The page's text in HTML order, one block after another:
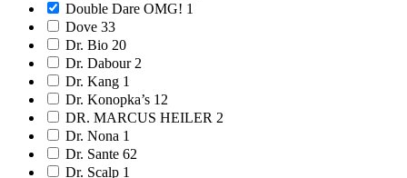
Double Dare OMG! 1
Dove 33
Dr. Bio 20
Dr. Dabour 2
Dr. Kang 1
Dr. Konopka’s 12
DR. MARCUS HEILER 2
Dr. Nona 1
Dr. Sante 62
Dr. Scalp 1